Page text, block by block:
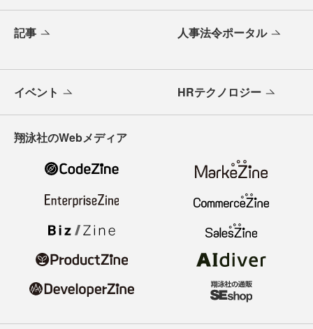
記事 人事法令ポータル
イベント HRテクノロジー
翔泳社のWebメディア